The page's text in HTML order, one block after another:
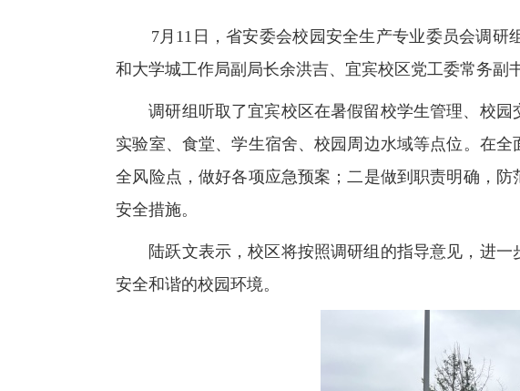
7月11日，省安委会校园安全生产专业委员会调
和大学城工作局副局长余洪吉、宜宾校区党工委常务副
调研组听取了宜宾校区在暑假留校学生管理、校
实验室、食堂、学生宿舍、校园周边水域等点位。在
全风险点，做好各项应急预案；二是做到职责明确，
安全措施。
陆跃文表示，校区将按照调研组的指导意见，进
安全和谐的校园环境。